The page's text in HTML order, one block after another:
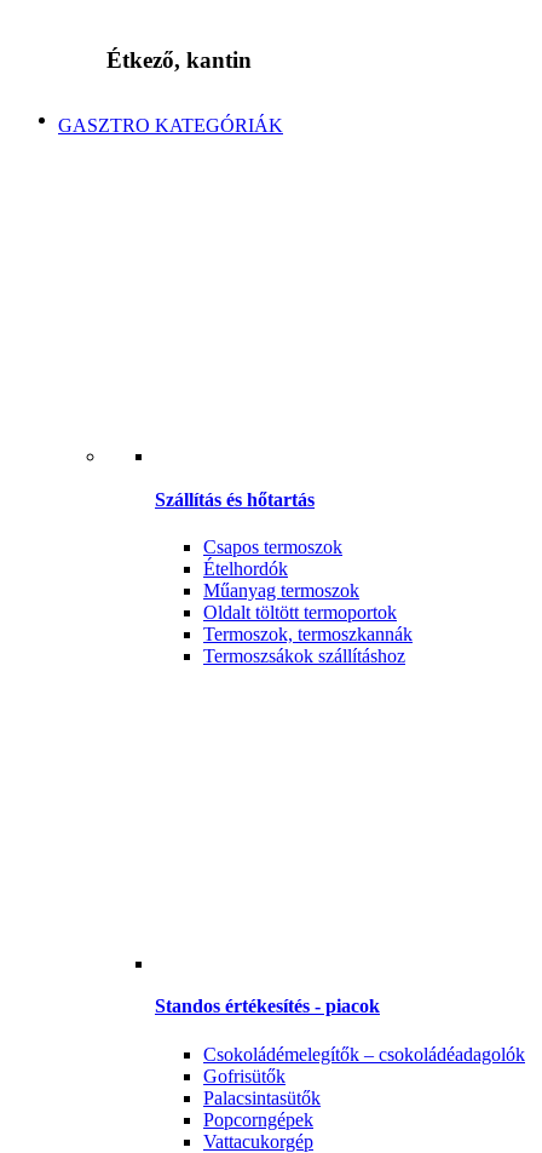
Étkező, kantin
GASZTRO KATEGÓRIÁK
Szállítás és hőtartás
Csapos termoszok
Ételhordók
Műanyag termoszok
Oldalt töltött termoportok
Termoszok, termoszkannák
Termoszsákok szállításhoz
Standos értékesítés - piacok
Csokoládémelegítők – csokoládéadagolók
Gofrisütők
Palacsintasütők
Popcorngépek
Vattacukorgép